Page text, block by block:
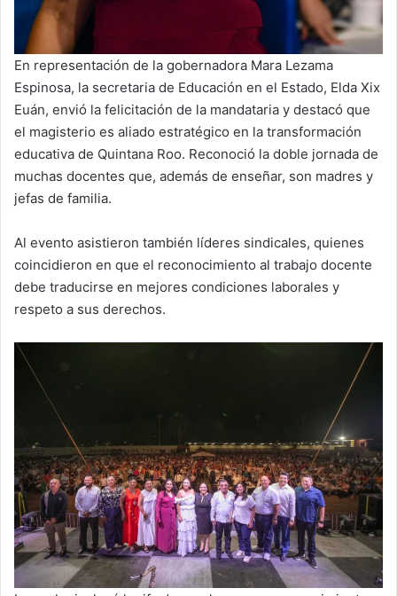
En representación de la gobernadora Mara Lezama
Espinosa, la secretaria de Educación en el Estado, Elda Xix
Euán, envió la felicitación de la mandataria y destacó que
el magisterio es aliado estratégico en la transformación
educativa de Quintana Roo. Reconoció la doble jornada de
muchas docentes que, además de enseñar, son madres y
jefas de familia.
Al evento asistieron también líderes sindicales, quienes
coincidieron en que el reconocimiento al trabajo docente
debe traducirse en mejores condiciones laborales y
respeto a sus derechos.